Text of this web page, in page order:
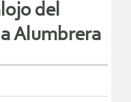
del
Alumbrera